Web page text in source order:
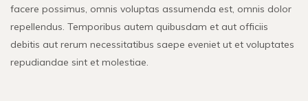
facere possimus, omnis voluptas assumenda est, omnis dolor
repellendus. Temporibus autem quibusdam et aut officiis
debitis aut rerum necessitatibus saepe eveniet ut et voluptates
repudiandae sint et molestiae.